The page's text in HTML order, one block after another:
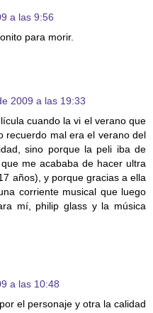
a las 9:56
para morir.
2009 a las 19:33
cuando la vi el verano que
recuerdo mal era el verano del
sino porque la peli iba de
me acababa de hacer ultra
años), y porque gracias a ella
corriente musical que luego
mí, philip glass y la música
a las 10:48
el personaje y otra la calidad